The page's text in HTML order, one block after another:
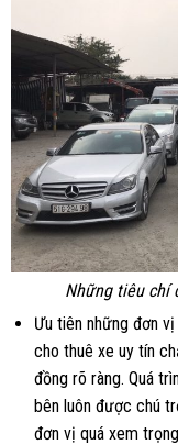
Những tiêu chí
Ưu tiên những đơn
cho thuê xe uy tín
đồng rõ ràng. Quá
bên luôn được chú
đơn vị quá xem